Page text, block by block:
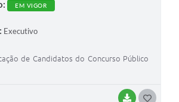
BAIXAR
EM VIGOR
Executivo
de Candidatos do Concurso Público